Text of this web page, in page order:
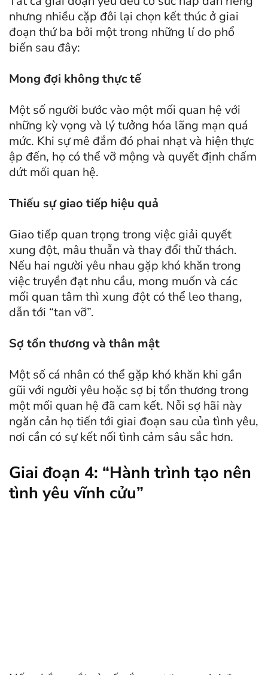
nhưng nhiều cặp đôi lại chọn kết thúc ở giai
đoạn thứ ba bởi một trong những lí do phổ
biến sau đây:
Mong đợi không thực tế
Một số người bước vào một mối quan hệ với
những kỳ vọng và lý tưởng hóa lãng mạn quá
mức. Khi sự mê đắm đó phai nhạt và hiện thực
ập đến, họ có thể vỡ mộng và quyết định chấm
dứt mối quan hệ.
Thiếu sự giao tiếp hiệu quả
Giao tiếp quan trọng trong việc giải quyết
xung đột, mâu thuẫn và thay đổi thử thách.
Nếu hai người yêu nhau gặp khó khăn trong
việc truyền đạt nhu cầu, mong muốn và các
mối quan tâm thì xung đột có thể leo thang,
dẫn tới “tan vỡ”.
Sợ tổn thương và thân mật
Một số cá nhân có thể gặp khó khăn khi gần
gũi với người yêu hoặc sợ bị tổn thương trong
một mối quan hệ đã cam kết. Nỗi sợ hãi này
ngăn cản họ tiến tới giai đoạn sau của tình yêu,
nơi cần có sự kết nối tình cảm sâu sắc hơn.
Giai đoạn 4: “Hành trình tạo nên
tình yêu vĩnh cửu”